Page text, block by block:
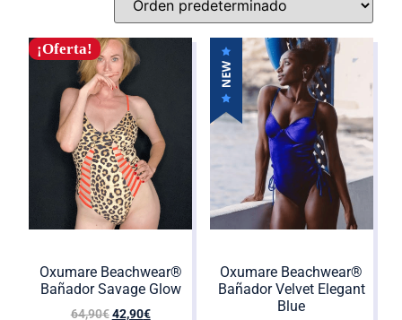
¡Oferta!
Oxumare Beachwear®️
Bañador Savage Glow
64,90€ 42,90€
Oxumare Beachwear®️
Bañador Velvet Elegant
Blue